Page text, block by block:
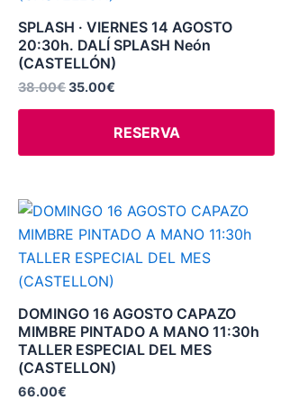
SPLASH · VIERNES 14 AGOSTO
20:30h. DALÍ SPLASH Neón
(CASTELLÓN)
38.00€35.00€
RESERVA
DOMINGO 16 AGOSTO CAPAZO
MIMBRE PINTADO A MANO 11:30h
TALLER ESPECIAL DEL MES
(CASTELLON)
66.00€